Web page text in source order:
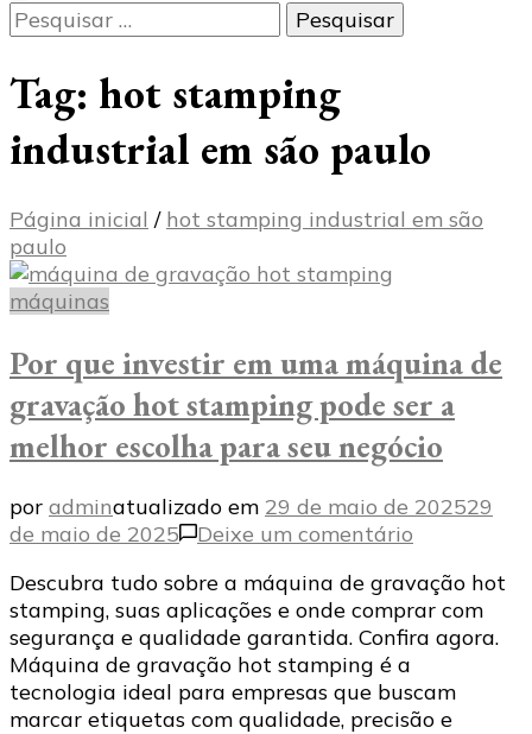
Pesquisar
por:
Tag: hot stamping
industrial em são paulo
Página inicial / hot stamping industrial em são
paulo
máquinas
Por que investir em uma máquina de
gravação hot stamping pode ser a
melhor escolha para seu negócio
por adminatualizado em 29 de maio de 202529
de maio de 2025
Deixe um comentário
que
investir
em
máquina
de
Descubra tudo sobre a máquina de gravação hot
stamping, suas aplicações e onde comprar com
segurança e qualidade garantida. Confira agora.
Máquina de gravação hot stamping é a
tecnologia ideal para empresas que buscam
marcar etiquetas com qualidade, precisão e